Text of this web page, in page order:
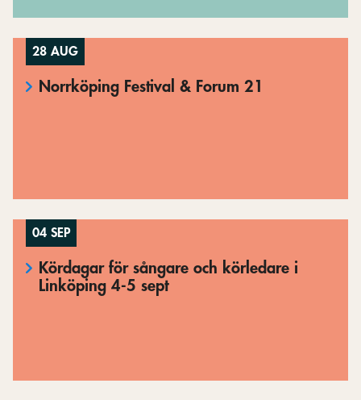
28 AUG
Norrköping Festival & Forum 21
04 SEP
Kördagar för sångare och körledare i
Linköping 4-5 sept